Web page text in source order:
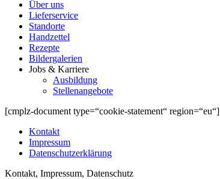
Über uns
Lieferservice
Standorte
Handzettel
Rezepte
Bildergalerien
Jobs & Karriere
Ausbildung
Stellenangebote
[cmplz-document type=“cookie-statement“ region=“eu“]
Kontakt
Impressum
Datenschutzerklärung
Kontakt, Impressum, Datenschutz